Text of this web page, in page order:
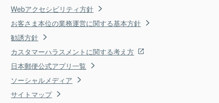
Webアクセシビリティ方針
お客さま本位の業務運営に関する基本方針
勧誘方針
カスタマーハラスメントに関する考え方
日本郵便公式アプリ一覧
ソーシャルメディア
サイトマップ